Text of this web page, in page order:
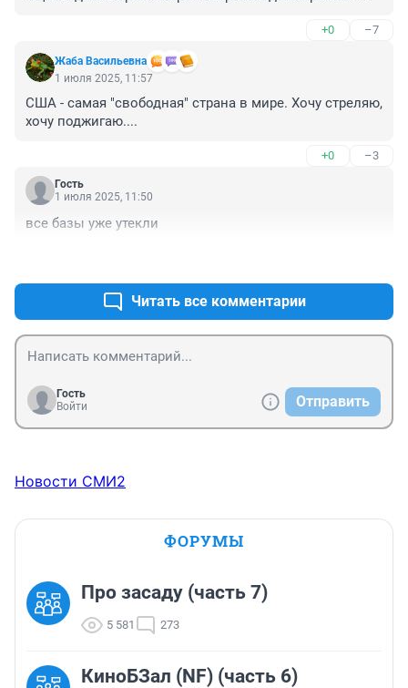
+0 –7
Жаба Васильевна
1 июля 2025, 11:57
США - самая "свободная" страна в мире. Хочу стреляю,
хочу поджигаю....
+0 –3
Гость
1 июля 2025, 11:50
все базы уже утекли
Читать все комментарии
Гость
Войти
Отправить
Новости СМИ2
ФОРУМЫ
Про засаду (часть 7)
5 581 273
КиноБЗал (NF) (часть 6)